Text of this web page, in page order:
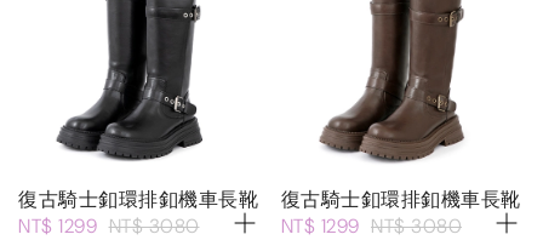
復古騎士釦環排釦機車長靴
NT$ 1299 NT$ 3080
復古騎士釦環排釦機車長靴
NT$ 1299 NT$ 3080